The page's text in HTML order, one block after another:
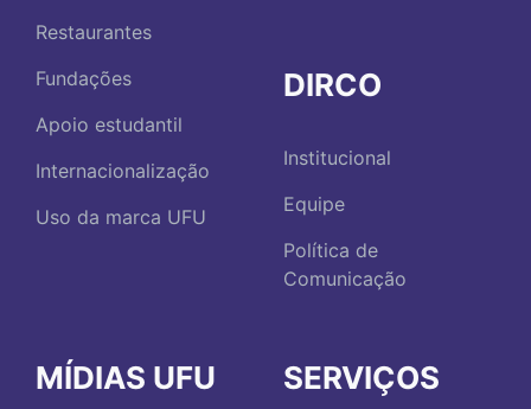
Restaurantes
Fundações
Apoio estudantil
Internacionalização
Uso da marca UFU
DIRCO
Institucional
Equipe
Política de
Comunicação
MÍDIAS UFU SERVIÇOS